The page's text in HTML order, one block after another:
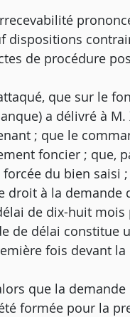
dispositions
de procédure
que sur le
a délivré à
; que le
foncier ; que,
du bien saisi ;
droit à la
de dix-huit
de délai constitue
fois devant la
que la
formée pour la